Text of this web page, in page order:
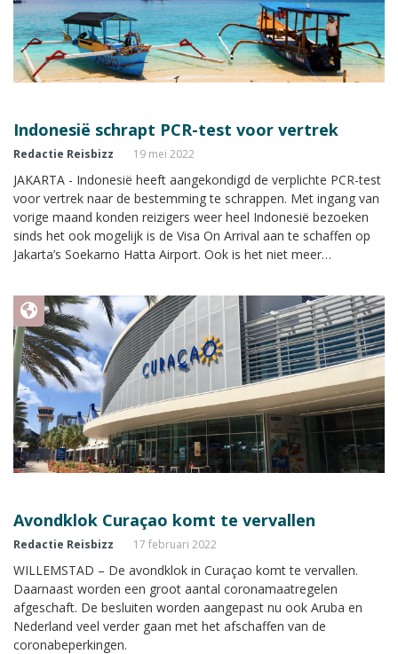
Indonesië schrapt PCR-test voor vertrek
Redactie Reisbizz 19 mei 2022
JAKARTA - Indonesië heeft aangekondigd de verplichte PCR-test
voor vertrek naar de bestemming te schrappen. Met ingang van
vorige maand konden reizigers weer heel Indonesië bezoeken
sinds het ook mogelijk is de Visa On Arrival aan te schaffen op
Jakarta’s Soekarno Hatta Airport. Ook is het niet meer
Avondklok Curaçao komt te vervallen
Redactie Reisbizz 17 februari 2022
WILLEMSTAD – De avondklok in Curaçao komt te vervallen.
Daarnaast worden een groot aantal coronamaatregelen
afgeschaft. De besluiten worden aangepast nu ook Aruba en
Nederland veel verder gaan met het afschaffen van de
coronabeperkingen.